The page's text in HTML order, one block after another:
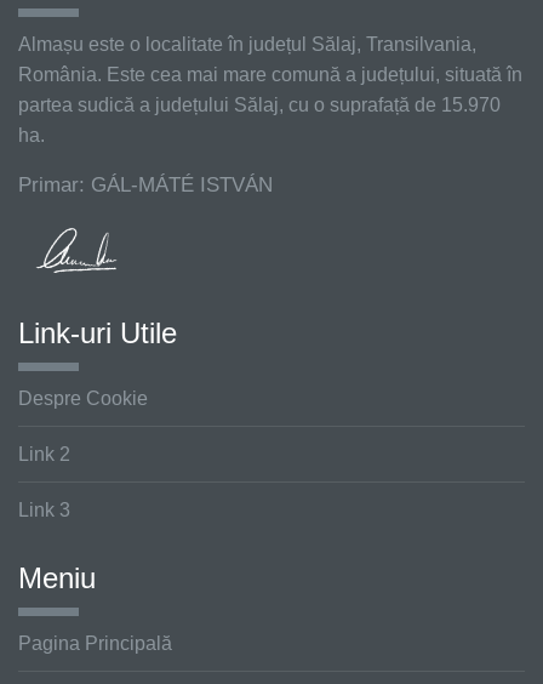
Almașu este o localitate în județul Sălaj, Transilvania,
România. Este cea mai mare comună a județului, situată în
partea sudică a județului Sălaj, cu o suprafață de 15.970
ha.
Primar: GÁL-MÁTÉ ISTVÁN
Link-uri Utile
Despre Cookie
Link 2
Link 3
Meniu
Pagina Principală